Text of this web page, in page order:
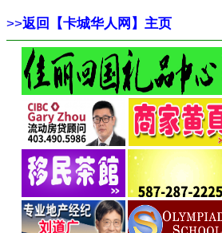
>>返回【卡城华人网】主页